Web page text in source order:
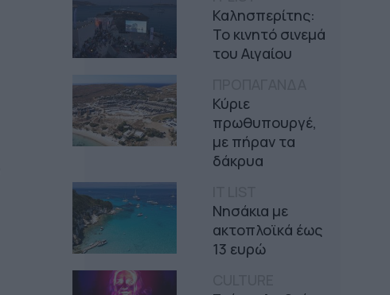
Καλησπερίτης:
Το κινητό σινεμά
του Αιγαίου
Κύριε
πρωθυπουργέ,
με πήραν τα
δάκρυα
Νησάκια με
ακτοπλοϊκά έως
13 ευρώ